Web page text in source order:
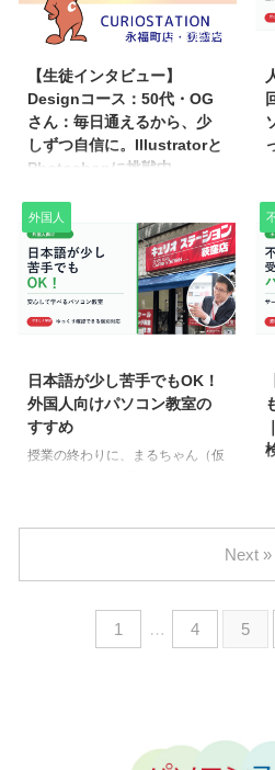
らい自分で入れて”って言われ
て…涙」と、戸惑いの声が。 今
回は、そんなまるちゃんと一緒に
行った【スマホのマンツーマンレ
ッスン】の実践レポートです。
「アプリの入れ方」や「地図アプ
リでのナビ練習」など、基本はわ
な ...
2025/7/4
【生徒インタビュー】
Designコース：50代・OG
さん：毎日通えるから、少
しずつ自信に。Illustratorと
Photoshopに挑戦中
んでくださってありがとうござい
ます！名刺のデザインも本当に素
敵でしたね。今後のデジタルペイ
ントへの挑戦、スタッフ一同ワク
ワクしながら応援しています！
一緒にもっとクリエイティブな世
https://youtu.be/QvGl4ZqT_Dg?
si=Ge8xIknBny9hBz9J
CURIOSTATION荻窪店のイラス
トレーター、フォトショップの講
座はこちらから。
外国人
日本語が少し苦手でもOK！
外国人向けパソコン教室の
すすめ
授業の終わりに、まるちゃん（仮
た。 日本で働きたいけれど、
Excelも報告書も難しくて、日本
語もまだ勉強中…。そんなお友達
の不安を聞いて、まるちゃんも心
取り組みをご紹介します。言葉の
壁に悩む方でも安心して学べる環
1 … 4 5
Next »